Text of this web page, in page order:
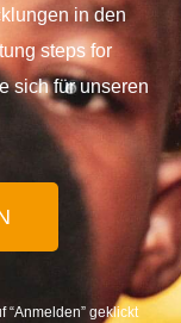
in den
steps for
sich für unseren
“Anmelden” geklickt